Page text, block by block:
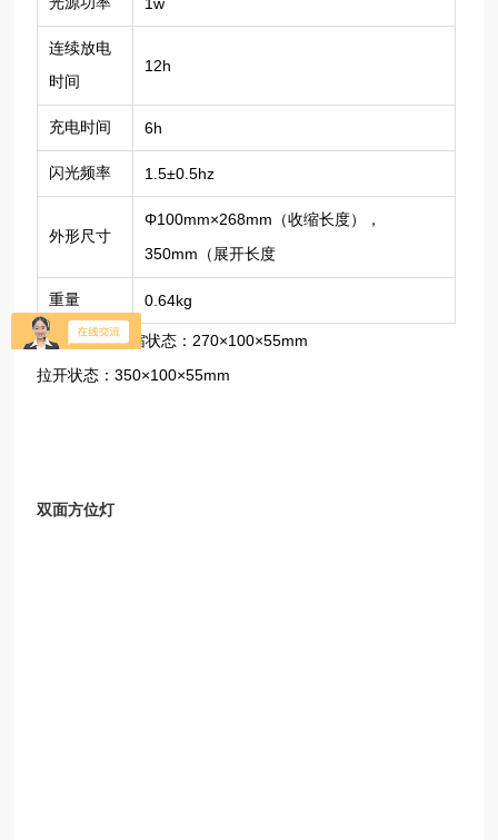
连续放电
时间
12h
充电时间 6h
闪光频率 1.5±0.5hz
外形尺寸
Φ100mm×268mm （收缩长度），
350mm （展开长度
重量 0.64kg
外形尺寸：收缩状态： 270×100×55mm
拉开状态：350×100×55mm
双面方位灯